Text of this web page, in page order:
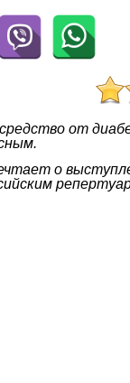
от
о